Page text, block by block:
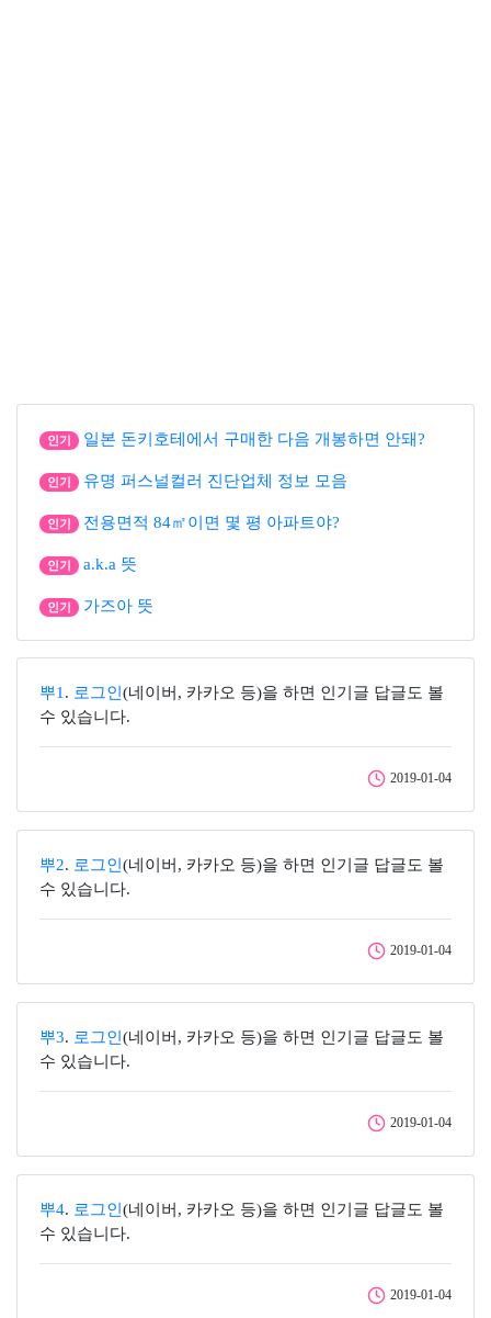
인기 일본 돈키호테에서 구매한 다음 개봉하면 안돼?
인기 유명 퍼스널컬러 진단업체 정보 모음
인기 전용면적 84㎡이면 몇 평 아파트야?
인기 a.k.a 뜻
인기 가즈아 뜻
뿌1 . 로그인 (네이버, 카카오 등)을 하면 인기글 답글도 볼
수 있습니다.
2019-01-04
뿌2. 로그인 (네이버, 카카오 등)을 하면 인기글 답글도 볼
수 있습니다.
2019-01-04
뿌3. 로그인 (네이버, 카카오 등)을 하면 인기글 답글도 볼
수 있습니다.
2019-01-04
뿌4. 로그인 (네이버, 카카오 등)을 하면 인기글 답글도 볼
수 있습니다.
2019-01-04